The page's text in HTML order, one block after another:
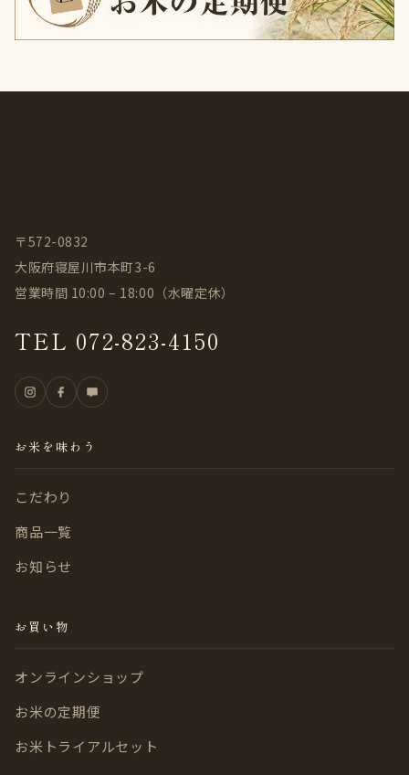
〒572-0832
大阪府寝屋川市本町3-6
営業時間 10:00 – 18:00（水曜定休）
TEL 072-823-4150
お米を味わう
こだわり
商品一覧
お知らせ
お買い物
オンラインショップ
お米の定期便
お米トライアルセット